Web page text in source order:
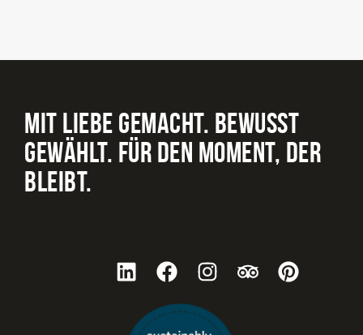
MIT LIEBE GEMACHT. BEWUSST
GEWÄHLT. FÜR DEN MOMENT, DER
BLEIBT.